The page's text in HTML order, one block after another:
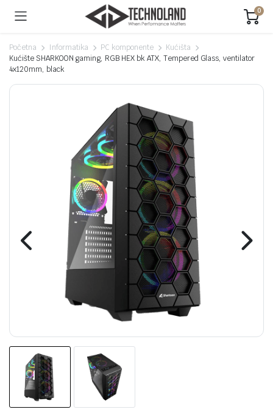
0
Početna Informatika PC komponente
Kućišta
Kućište SHARKOON gaming, RGB HEX bk ATX, Tempered Glass, ventilator
4x120mm, black